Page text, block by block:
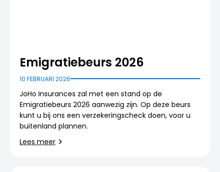
Emigratiebeurs 2026
10 FEBRUARI 2026
JoHo Insurances zal met een stand op de
Emigratiebeurs 2026 aanwezig zijn. Op deze beurs
kunt u bij ons een verzekeringscheck doen, voor u
buitenland plannen.
Lees meer